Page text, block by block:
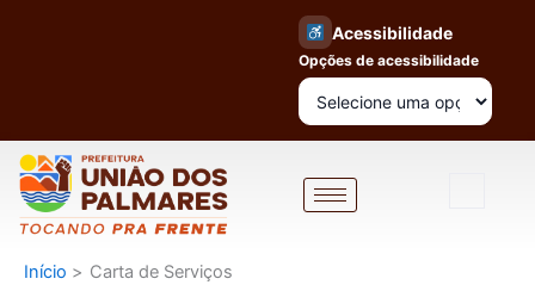
Acessibilidade
Opções de acessibilidade
Início Carta de Serviços